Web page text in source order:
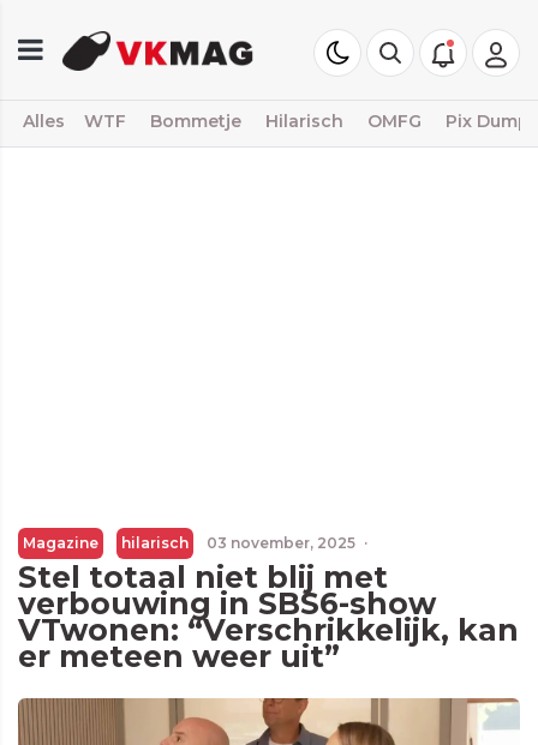
Alles WTF Bommetje Hilarisch OMFG Pix Dump
Magazine hilarisch 03 november, 2025 ·
Stel totaal niet blij met
verbouwing in SBS6-show
VTwonen: “Verschrikkelijk, kan
er meteen weer uit”